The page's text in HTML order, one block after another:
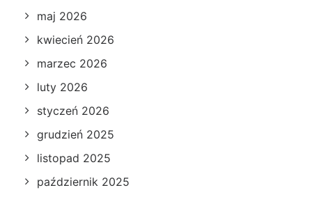
maj 2026
kwiecień 2026
marzec 2026
luty 2026
styczeń 2026
grudzień 2025
listopad 2025
październik 2025